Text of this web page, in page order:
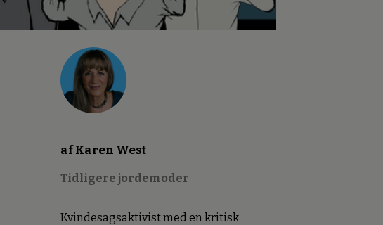
af Karen West
Tidligere jordemoder
Kvindesagsaktivist med en kritisk